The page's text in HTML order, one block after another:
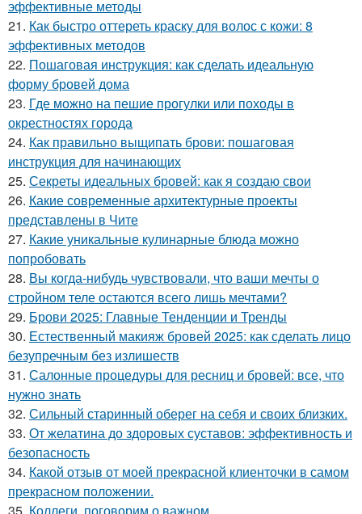
эффективные методы
21. Как быстро оттереть краску для волос с кожи: 8
эффективных методов
22. Пошаговая инструкция: как сделать идеальную
форму бровей дома
23. Где можно на пешие прогулки или походы в
окрестностях города
24. Как правильно выщипать брови: пошаговая
инструкция для начинающих
25. Секреты идеальных бровей: как я создаю свои
26. Какие современные архитектурные проекты
представлены в Чите
27. Какие уникальные кулинарные блюда можно
попробовать
28. Вы когда-нибудь чувствовали, что ваши мечты о
стройном теле остаются всего лишь мечтами?
29. Брови 2025: Главные Тенденции и Тренды
30. Естественный макияж бровей 2025: как сделать лицо
безупречным без излишеств
31. Салонные процедуры для ресниц и бровей: все, что
нужно знать
32. Сильный старинный оберег на себя и своих близких.
33. От желатина до здоровых суставов: эффективность и
безопасность
34. Какой отзыв от моей прекрасной клиенточки в самом
прекрасном положении.
35. Коллеги, поговорим о важном.